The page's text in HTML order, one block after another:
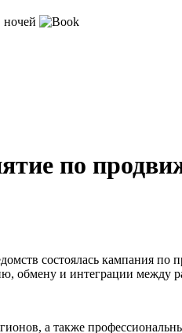
ночей
по
состоялась кампания
обмену и интеграции
а также